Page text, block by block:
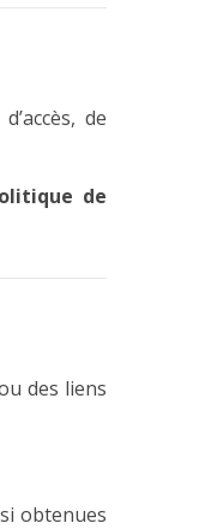
de
de
des liens
obtenues